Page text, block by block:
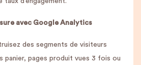
avec Google Analytics
des segments de visiteurs
panier, pages produit vues 3 fois ou